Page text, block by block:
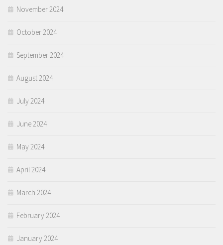
November 2024
October 2024
September 2024
August 2024
July 2024
June 2024
May 2024
April 2024
March 2024
February 2024
January 2024